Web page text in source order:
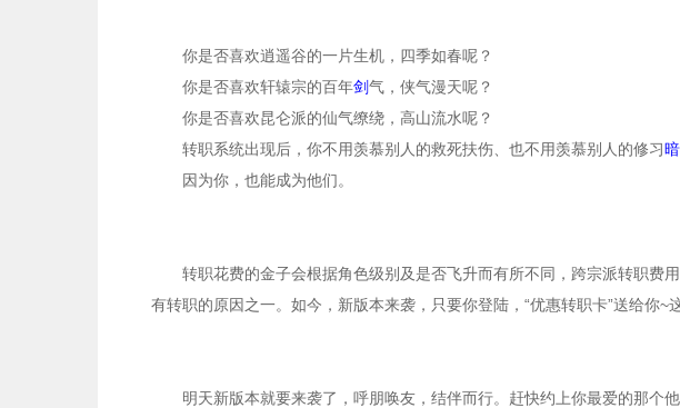
你是否喜欢逍遥谷的一片生机，四季如春呢？
你是否喜欢轩辕宗的百年剑气，侠气漫天呢？
你是否喜欢昆仑派的仙气缭绕，高山流水呢？
转职系统出现后，你不用羡慕别人的救死扶伤、也不用羡慕别人的修习
因为你，也能成为他们。
转职花费的金子会根据角色级别及是否飞升而有所不同，跨宗派转职费
有转职的原因之一。如今，新版本来袭，只要你登陆， “优惠转职卡”送给你~
明天新版本就要来袭了，呼朋唤友，结伴而行。赶快约上你最爱的那个